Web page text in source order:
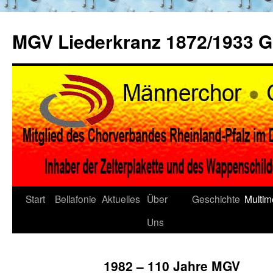
springen
MGV Liederkranz 1872/1933
Start Bellafonie Aktuelles Über
Uns
Geschichte
1982 – 110 Jahre MGV